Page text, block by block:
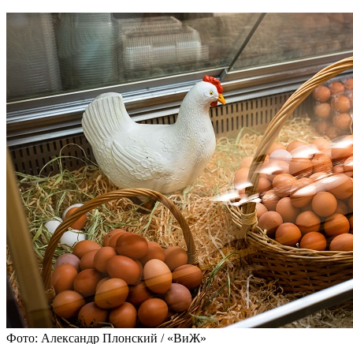
Фото: Александр Плонский / «ВиЖ»